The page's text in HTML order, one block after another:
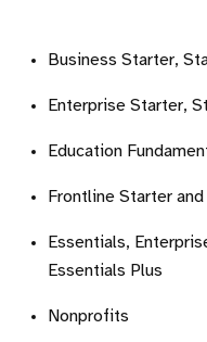
Business Starter,
Enterprise Starter,
Education
Frontline Starter
Essentials,
Essentials Plus
Nonprofits